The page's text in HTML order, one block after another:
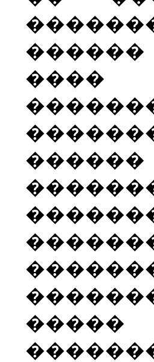
����
�����